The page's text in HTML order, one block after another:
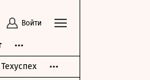
Войти
Техуспех